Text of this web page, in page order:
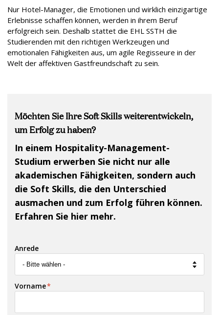
Nur Hotel-Manager, die Emotionen und wirklich einzigartige
Erlebnisse schaffen können, werden in ihrem Beruf
erfolgreich sein. Deshalb stattet die EHL SSTH die
Studierenden mit den richtigen Werkzeugen und
emotionalen Fähigkeiten aus, um agile Regisseure in der
Welt der affektiven Gastfreundschaft zu sein.
Möchten Sie Ihre Soft Skills weiterentwickeln,
um Erfolg zu haben?
In einem Hospitality-Management-
Studium erwerben Sie nicht nur alle
akademischen Fähigkeiten, sondern auch
die Soft Skills, die den Unterschied
ausmachen und zum Erfolg führen können.
Erfahren Sie hier mehr.
Anrede
Vorname*